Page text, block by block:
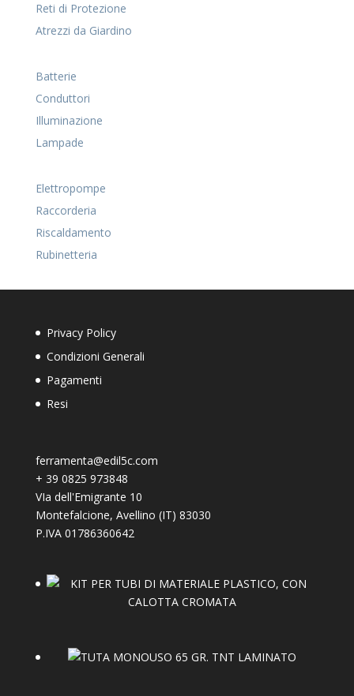
Reti di Protezione
Atrezzi da Giardino
Batterie
Conduttori
Illuminazione
Lampade
Elettropompe
Raccorderia
Riscaldamento
Rubinetteria
Privacy Policy
Condizioni Generali
Pagamenti
Resi
ferramenta@edil5c.com
+ 39 0825 973848
VIa dell'Emigrante 10
Montefalcione, Avellino (IT) 83030
P.IVA 01786360642